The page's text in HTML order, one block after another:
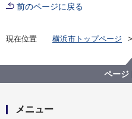
前のページに戻る
現在位置 横浜市トップページ
にぎわいスポーツ文化
パラアスリートと共
業「あすチャレ！ジ
ページ
メニュー